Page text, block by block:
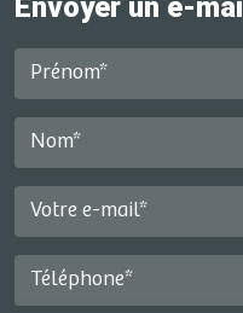
Envoyer un e-mail
Prénom*
Nom*
Votre e-mail*
Téléphone*